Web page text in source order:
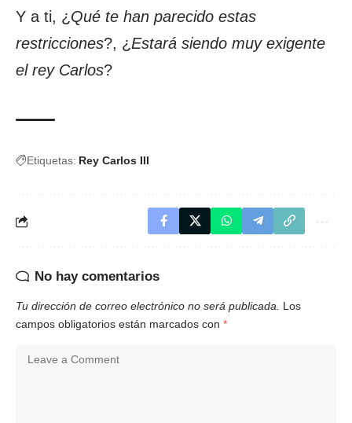
Y a ti, ¿ Qué te han parecido estas
restricciones?, ¿ Estará siendo muy exigente
el rey Carlos?
Etiquetas: Rey Carlos III
No hay comentarios
Tu dirección de correo electrónico no será publicada.
Los
campos obligatorios están marcados con *